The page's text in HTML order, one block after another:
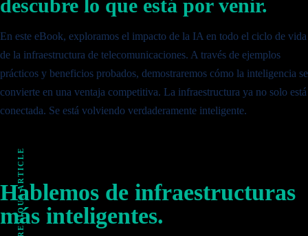
PREVIOUS ARTICLE
descubre lo que está por venir.
En este eBook, exploramos el impacto de la IA en todo el ciclo de vida
de la infraestructura de telecomunicaciones. A través de ejemplos
prácticos y beneficios probados, demostraremos cómo la inteligencia se
convierte en una ventaja competitiva. La infraestructura ya no solo está
conectada. Se está volviendo verdaderamente inteligente.
Hablemos de infraestructuras
más inteligentes.